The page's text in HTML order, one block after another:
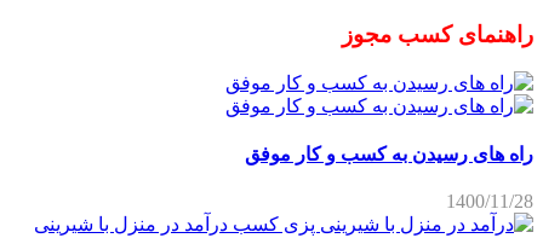
راهنمای کسب مجوز
راه های رسیدن به کسب و کار موفق
1400/11/28